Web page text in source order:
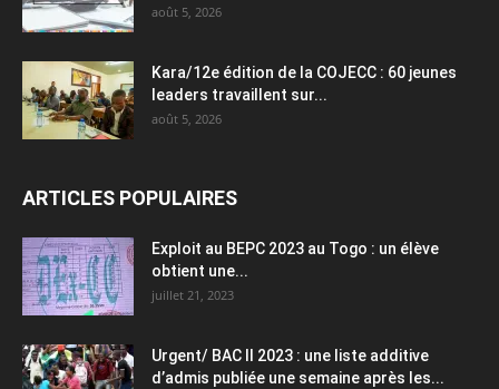
août 5, 2026
Kara/12e édition de la COJECC : 60 jeunes
leaders travaillent sur...
août 5, 2026
ARTICLES POPULAIRES
Exploit au BEPC 2023 au Togo : un élève
obtient une...
juillet 21, 2023
Urgent/ BAC II 2023 : une liste additive
d’admis publiée une semaine après les...